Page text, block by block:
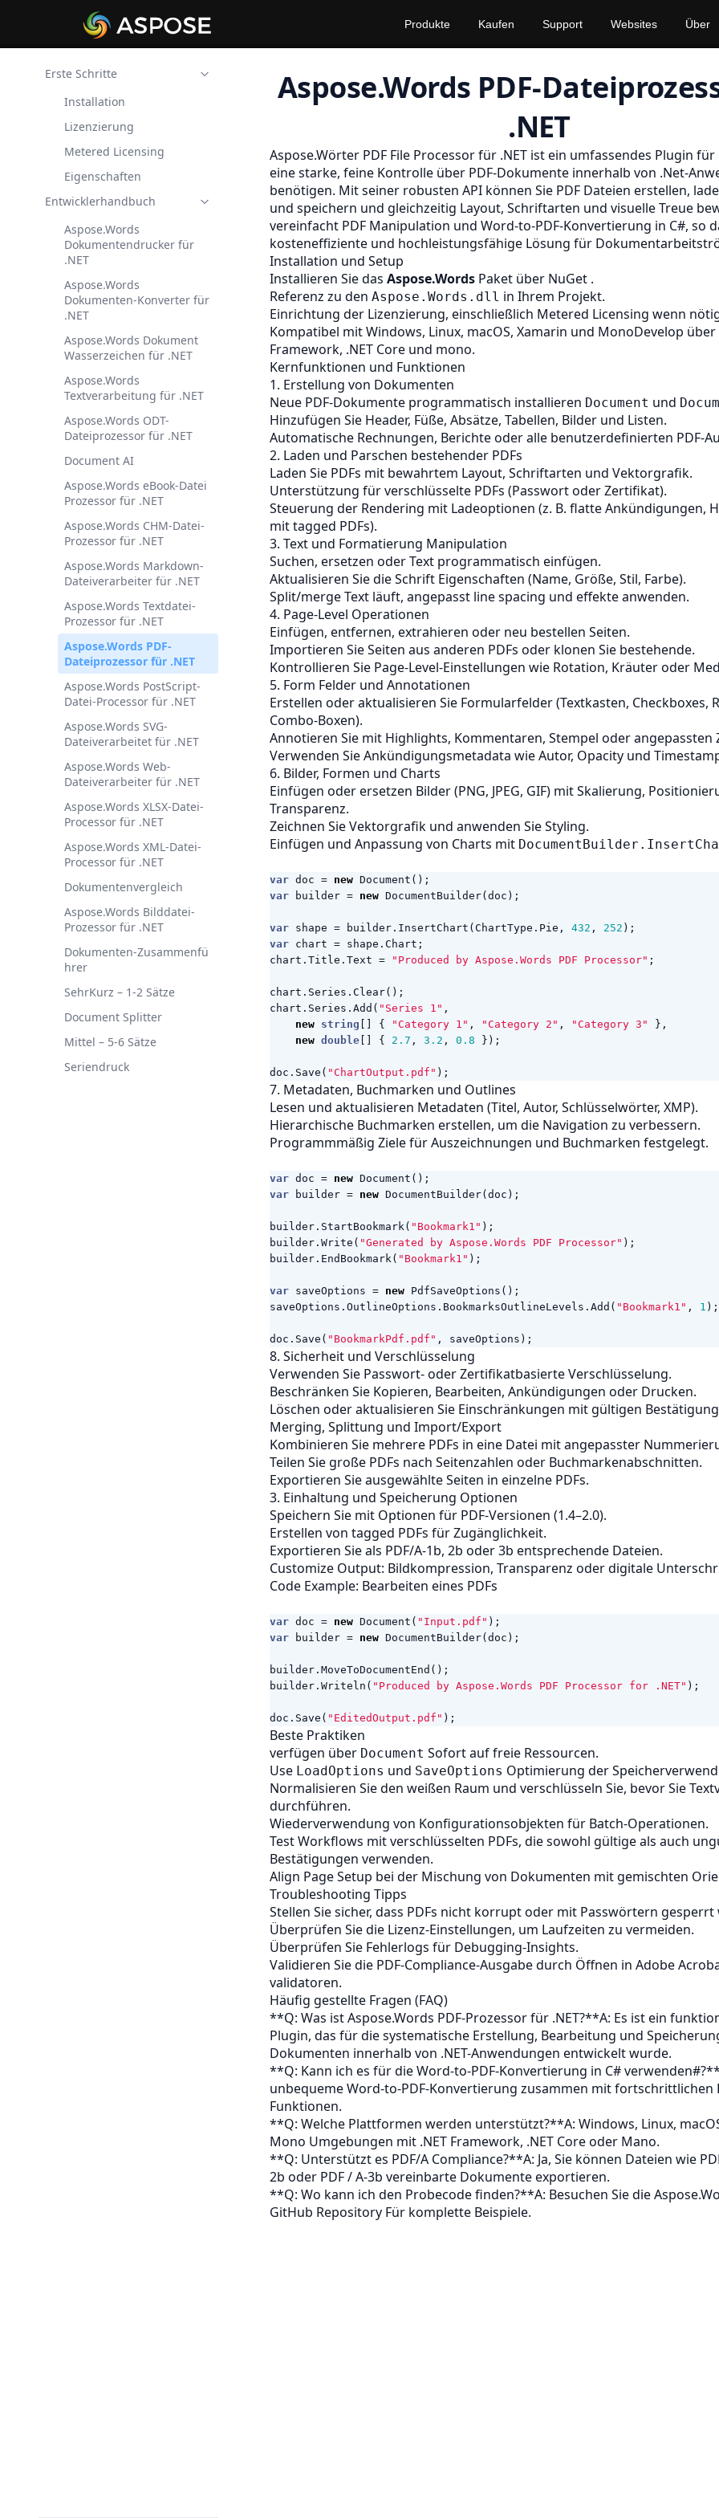
Produkte Kaufen Support Websites Über
Erste Schritte
Installation
Lizenzierung
Metered Licensing
Eigenschaften
Entwicklerhandbuch
Aspose.Words
Dokumentendrucker für
.NET
Aspose.Words
Dokumenten-Konverter für
.NET
Aspose.Words Dokument
Wasserzeichen für .NET
Aspose.Words
Textverarbeitung für .NET
Aspose.Words ODT-
Dateiprozessor für .NET
Document AI
Aspose.Words eBook-Datei
Prozessor für .NET
Aspose.Words CHM-Datei-
Prozessor für .NET
Aspose.Words Markdown-
Dateiverarbeiter für .NET
Aspose.Words Textdatei-
Prozessor für .NET
Aspose.Words PDF-
Dateiprozessor für .NET
Aspose.Words PostScript-
Datei-Processor für .NET
Aspose.Words SVG-
Dateiverarbeitet für .NET
Aspose.Words Web-
Dateiverarbeiter für .NET
Aspose.Words XLSX-Datei-
Processor für .NET
Aspose.Words XML-Datei-
Processor für .NET
Dokumentenvergleich
Aspose.Words Bilddatei-
Prozessor für .NET
Dokumenten‑Zusammenfü
hrer
SehrKurz – 1-2 Sätze
Document Splitter
Mittel – 5-6 Sätze
Seriendruck
Aspose.Words PDF-
.NET
Aspose.Wörter PDF File Processor für .NET ist ein umfassendes Plugin für
eine starke, feine Kontrolle über PDF-Dokumente innerhalb von .Net-
benötigen. Mit seiner robusten API können Sie PDF Dateien erstellen,
und speichern und gleichzeitig Layout, Schriftarten und visuelle Treue
vereinfacht PDF Manipulation und Word-to-PDF-Konvertierung in C#, so
kosteneffiziente und hochleistungsfähige Lösung für
Installation und Setup
Installieren Sie das Aspose.Words Paket über NuGet .
Referenz zu den Aspose.Words.dll in Ihrem Projekt.
Einrichtung der Lizenzierung, einschließlich Metered Licensing wenn
Kompatibel mit Windows, Linux, macOS, Xamarin und MonoDevelop über
Framework, .NET Core und mono.
Kernfunktionen und Funktionen
1. Erstellung von Dokumenten
Neue PDF-Dokumente programmatisch installieren Document und
Hinzufügen Sie Header, Füße, Absätze, Tabellen, Bilder und Listen.
Automatische Rechnungen, Berichte oder alle benutzerdefinierten PDF-
2. Laden und Parschen bestehender PDFs
Laden Sie PDFs mit bewahrtem Layout, Schriftarten und Vektorgrafik.
Unterstützung für verschlüsselte PDFs (Passwort oder Zertifikat).
Steuerung der Rendering mit Ladeoptionen (z. B. flatte Ankündigungen,
mit tagged PDFs).
3. Text und Formatierung Manipulation
Suchen, ersetzen oder Text programmatisch einfügen.
Aktualisieren Sie die Schrift Eigenschaften (Name, Größe, Stil, Farbe).
Split/merge Text läuft, angepasst line spacing und effekte anwenden.
4. Page-Level Operationen
Einfügen, entfernen, extrahieren oder neu bestellen Seiten.
Importieren Sie Seiten aus anderen PDFs oder klonen Sie bestehende.
Kontrollieren Sie Page-Level-Einstellungen wie Rotation, Kräuter oder
5. Form Felder und Annotationen
Erstellen oder aktualisieren Sie Formularfelder (Textkasten, Checkboxes,
Combo-Boxen).
Annotieren Sie mit Highlights, Kommentaren, Stempel oder angepassten
Verwenden Sie Ankündigungsmetadata wie Autor, Opacity und
6. Bilder, Formen und Charts
Einfügen oder ersetzen Bilder (PNG, JPEG, GIF) mit Skalierung,
Transparenz.
Zeichnen Sie Vektorgrafik und anwenden Sie Styling.
Einfügen und Anpassung von Charts mit
var doc = new Document ();
var
builder = new DocumentBuilder( doc );
var shape = builder . InsertChart ( ChartType . Pie , 432 , 252 );
var chart = shape . Chart ;
chart . Title . Text = "Produced by Aspose.Words PDF Processor" ;
chart . Series . Clear();
chart . Series . Add ( "Series 1" ,
new string { "Category 1" , "Category 2" , "Category 3"
},
new double { 2.7 , 3.2 , 0.8 });
doc . Save ( "ChartOutput.pdf" );
7. Metadaten, Buchmarken und Outlines
Lesen und aktualisieren Metadaten (Titel, Autor, Schlüsselwörter, XMP).
Hierarchische Buchmarken erstellen, um die Navigation zu verbessern.
Programmmäßig Ziele für Auszeichnungen und Buchmarken festgelegt.
var doc = new Document ();
var
builder = new DocumentBuilder( doc );
builder . StartBookmark( "Bookmark1" );
builder . Write ( "Generated by Aspose.Words PDF Processor" );
builder . EndBookmark( "Bookmark1" );
var saveOptions = new PdfSaveOptions ();
saveOptions . OutlineOptions . BookmarksOutlineLevels . Add ( "Bookmark1" , 1 );
doc . Save ( "BookmarkPdf.pdf" , saveOptions );
8. Sicherheit und Verschlüsselung
Verwenden Sie Passwort- oder Zertifikatbasierte Verschlüsselung.
Beschränken Sie Kopieren, Bearbeiten, Ankündigungen oder Drucken.
Löschen oder aktualisieren Sie Einschränkungen mit gültigen
Merging, Splittung und Import/Export
Kombinieren Sie mehrere PDFs in eine Datei mit angepasster
Teilen Sie große PDFs nach Seitenzahlen oder Buchmarkenabschnitten.
Exportieren Sie ausgewählte Seiten in einzelne PDFs.
3. Einhaltung und Speicherung Optionen
Speichern Sie mit Optionen für PDF-Versionen (1.4–2.0).
Erstellen von tagged PDFs für Zugänglichkeit.
Exportieren Sie als PDF/A-1b, 2b oder 3b entsprechende Dateien.
Customize Output: Bildkompression, Transparenz oder digitale
Code Example: Bearbeiten eines PDFs
var doc = new Document ( "Input.pdf" );
var
builder = new DocumentBuilder( doc );
builder . MoveToDocumentEnd ();
builder . Writeln ( "Produced by Aspose.Words PDF Processor for .NET" );
doc . Save ( "EditedOutput.pdf" );
Beste Praktiken
verfügen über Document Sofort auf freie Ressourcen.
Use LoadOptions und SaveOptions Optimierung der
Normalisieren Sie den weißen Raum und verschlüsseln Sie, bevor Sie
durchführen.
Wiederverwendung von Konfigurationsobjekten für Batch-Operationen.
Test Workflows mit verschlüsselten PDFs, die sowohl gültige als auch
Bestätigungen verwenden.
Align Page Setup bei der Mischung von Dokumenten mit gemischten
Troubleshooting Tipps
Stellen Sie sicher, dass PDFs nicht korrupt oder mit Passwörtern gesperrt
Überprüfen Sie die Lizenz-Einstellungen, um Laufzeiten zu vermeiden.
Überprüfen Sie Fehlerlogs für Debugging-Insights.
Validieren Sie die PDF-Compliance-Ausgabe durch Öffnen in Adobe
validatoren.
Häufig gestellte Fragen (FAQ)
**Q: Was ist Aspose.Words PDF-Prozessor für .NET?**A: Es ist ein
Plugin, das für die systematische Erstellung, Bearbeitung und
Dokumenten innerhalb von .NET-Anwendungen entwickelt wurde.
**Q: Kann ich es für die Word-to-PDF-Konvertierung in C#
unbequeme Word-to-PDF-Konvertierung zusammen mit fortschrittlichen
Funktionen.
**Q: Welche Plattformen werden unterstützt?**A: Windows, Linux,
Mono Umgebungen mit .NET Framework, .NET Core oder Mano.
**Q: Unterstützt es PDF/A Compliance?**A: Ja, Sie können Dateien wie
2b oder PDF / A-3b vereinbarte Dokumente exportieren.
**Q: Wo kann ich den Probecode finden?**A: Besuchen Sie die
GitHub Repository Für komplette Beispiele.